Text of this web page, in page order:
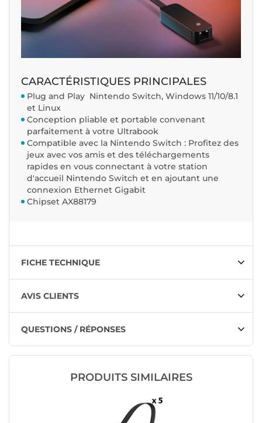
CARACTÉRISTIQUES PRINCIPALES
Plug and Play Nintendo Switch, Windows 11/10/8.1
et Linux
Conception pliable et portable convenant
parfaitement à votre Ultrabook
Compatible avec la Nintendo Switch : Profitez des
jeux avec vos amis et des téléchargements
rapides en vous connectant à votre station
d'accueil Nintendo Switch et en ajoutant une
connexion Ethernet Gigabit
Chipset AX88179
FICHE TECHNIQUE
AVIS CLIENTS
QUESTIONS / RÉPONSES
PRODUITS SIMILAIRES